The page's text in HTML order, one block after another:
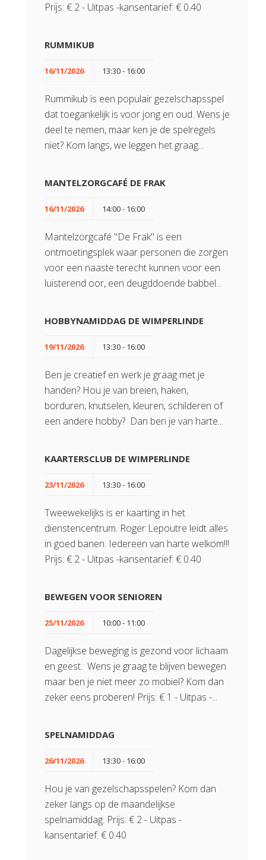
Prijs: € 2 - Uitpas -kansentarief: € 0.40
RUMMIKUB
16/11/2026 13:30 - 16:00
Rummikub is een populair gezelschapsspel
dat toegankelijk is voor jong en oud. Wens je
deel te nemen, maar ken je de spelregels
niet? Kom langs, we leggen het graag...
MANTELZORGCAFÉ DE FRAK
16/11/2026 14:00 - 16:00
Mantelzorgcafé "De Frak" is een
ontmoetingsplek waar personen die zorgen
voor een naaste terecht kunnen voor een
luisterend oor, een deugddoende babbel...
HOBBYNAMIDDAG DE WIMPERLINDE
19/11/2026 13:30 - 16:00
Ben je creatief en werk je graag met je
handen? Hou je van breien, haken,
borduren, knutselen, kleuren, schilderen of
een andere hobby? Dan ben je van harte...
KAARTERSCLUB DE WIMPERLINDE
23/11/2026 13:30 - 16:00
Tweewekelijks is er kaarting in het
dienstencentrum. Roger Lepoutre leidt alles
in goed banen. Iedereen van harte welkom!!!
Prijs: € 2 - Uitpas -kansentarief: € 0.40
BEWEGEN VOOR SENIOREN
25/11/2026 10:00 - 11:00
Dagelijkse beweging is gezond voor lichaam
en geest. Wens je graag te blijven bewegen
maar ben je niet meer zo mobiel? Kom dan
zeker eens proberen! Prijs: € 1 - Uitpas -...
SPELNAMIDDAG
26/11/2026 13:30 - 16:00
Hou je van gezelschapsspelen? Kom dan
zeker langs op de maandelijkse
spelnamiddag. Prijs: € 2 - Uitpas -
kansentarief: € 0.40